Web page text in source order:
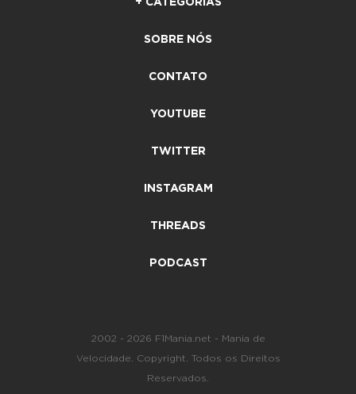
+ CATEGORIAS
SOBRE NÓS
CONTATO
YOUTUBE
TWITTER
INSTAGRAM
THREADS
PODCAST
2002 - 2026 F1Mania.net - Mania de
Velocidade. Copyright. Todos os Direitos
Reservados.